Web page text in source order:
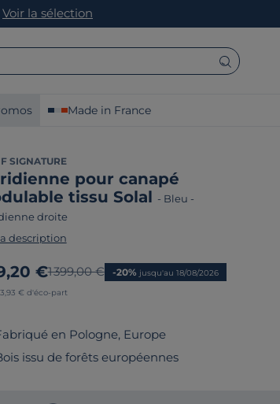
Voir la sélection
Made in France
SIGNATURE
pour canapé
tissu Solal - Bleu -
droite
description
prix
€Ancien prix
1 399,00 € -20% jusqu'au 18/08/2026
€ d'éco-part
en Pologne, Europe
issu de forêts européennes